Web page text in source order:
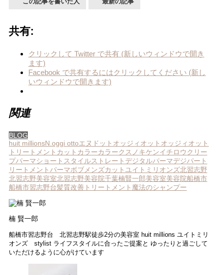
共有:
クリックして Twitter で共有 (新しいウィンドウで開き
ます)
Facebook で共有するにはクリックしてください (新し
いウィンドウで開きます)
関連
BLOG
huit millionsN. oggi ottoエヌドット オッジィオット オッジィオット
トリートメント カットカラーカラークスノキケンイチロウ クリー
プパーマショートスタイルストレート デジタルパーマデジパー ト
リートメント パーマボブ メンズカット ユイトミリオンズ北習志野
北習志野美容室北習志野美容院千葉楠賢一郎美容室美容院船橋市
船橋市習志野台髪質改善トリートメント 魔法のシャンプー
楠 賢一郎
船橋市習志野台 北習志野駅徒歩2分の美容室 huit millions ユイトミリ
オンズ stylist ライフスタイルに合ったご提案と ゆったりと過ごして
いただけるように心がけています